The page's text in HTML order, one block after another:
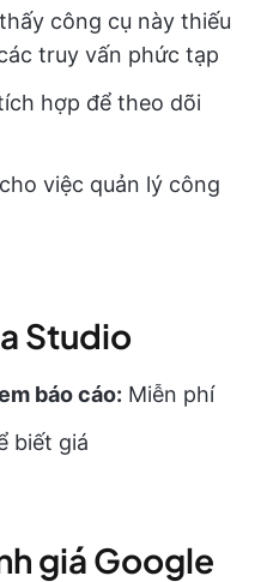
công cụ này thiếu
truy vấn phức tạp
hợp để theo dõi
việc quản lý công
Studio
báo cáo: Miễn phí
biết giá
giá Google